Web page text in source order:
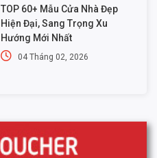
TOP 60+ Mẫu Cửa Nhà Đẹp
Hiện Đại, Sang Trọng Xu
Hướng Mới Nhất
04 Tháng 02, 2026